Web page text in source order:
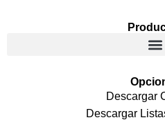
Descargar
Descargar